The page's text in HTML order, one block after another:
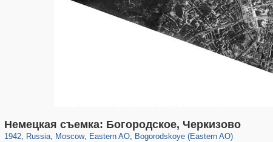
Немецкая съемка: Богородское, Черкизово
1942, Russia
1,406,144 29,243
, Moscow
319,779 8,286
, Eastern AO
20,925 306
, Bogorodskoye (Eastern AO)
1,033 10